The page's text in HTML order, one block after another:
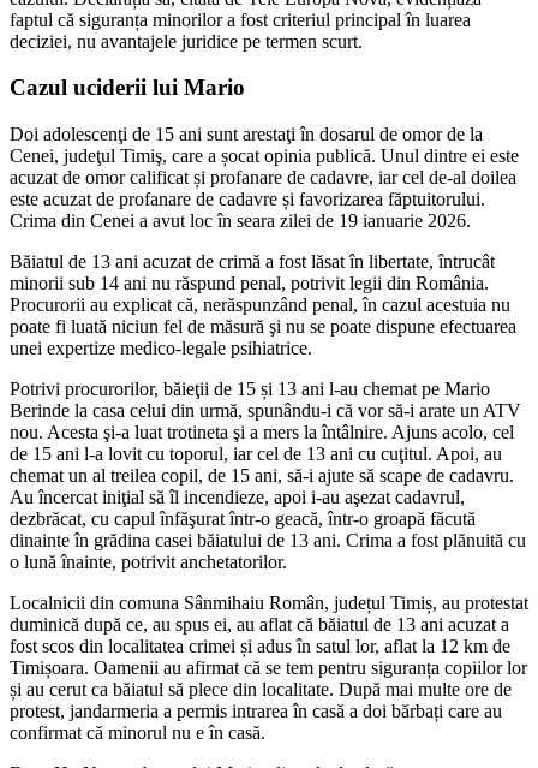
faptul că siguranța minorilor a fost criteriul principal în luarea
deciziei, nu avantajele juridice pe termen scurt.
Cazul uciderii lui Mario
Doi adolescenţi de 15 ani sunt arestaţi în dosarul de omor de la
Cenei, judeţul Timiş, care a șocat opinia publică. Unul dintre ei este
acuzat de omor calificat și profanare de cadavre, iar cel de-al doilea
este acuzat de profanare de cadavre și favorizarea făptuitorului.
Crima din Cenei a avut loc în seara zilei de 19 ianuarie 2026.
Băiatul de 13 ani acuzat de crimă a fost lăsat în libertate, întrucât
minorii sub 14 ani nu răspund penal, potrivit legii din România.
Procurorii au explicat că, nerăspunzând penal, în cazul acestuia nu
poate fi luată niciun fel de măsură şi nu se poate dispune efectuarea
unei expertize medico-legale psihiatrice.
Potrivi procurorilor, băieţii de 15 și 13 ani l-au chemat pe Mario
Berinde la casa celui din urmă, spunându-i că vor să-i arate un ATV
nou. Acesta şi-a luat trotineta şi a mers la întâlnire. Ajuns acolo, cel
de 15 ani l-a lovit cu toporul, iar cel de 13 ani cu cuţitul. Apoi, au
chemat un al treilea copil, de 15 ani, să-i ajute să scape de cadavru.
Au încercat iniţial să îl incendieze, apoi i-au aşezat cadavrul,
dezbrăcat, cu capul înfăşurat într-o geacă, într-o groapă făcută
dinainte în grădina casei băiatului de 13 ani. Crima a fost plănuită cu
o lună înainte, potrivit anchetatorilor.
Localnicii din comuna Sânmihaiu Român, județul Timiș, au protestat
duminică după ce, au spus ei, au aflat că băiatul de 13 ani acuzat a
fost scos din localitatea crimei și adus în satul lor, aflat la 12 km de
Timișoara. Oamenii au afirmat că se tem pentru siguranța copiilor lor
și au cerut ca băiatul să plece din localitate. După mai multe ore de
protest, jandarmeria a permis intrarea în casă a doi bărbați care au
confirmat că minorul nu e în casă.